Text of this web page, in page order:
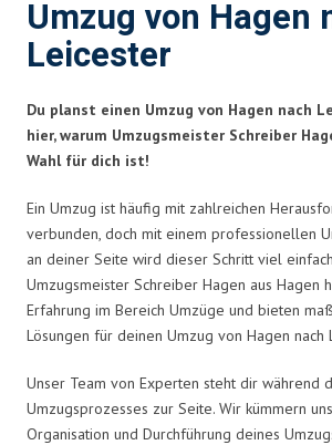
Umzug von Hagen
Leicester
Du planst einen Umzug von Hagen nach
hier, warum Umzugsmeister Schreiber
Wahl für dich ist!
Ein Umzug ist häufig mit zahlreichen
verbunden, doch mit einem professionellen
an deiner Seite wird dieser Schritt viel
Umzugsmeister Schreiber Hagen aus Hagen
Erfahrung im Bereich Umzüge und bieten
Lösungen für deinen Umzug von Hagen nach
Unser Team von Experten steht dir während
Umzugsprozesses zur Seite. Wir kümmern
Organisation und Durchführung deines